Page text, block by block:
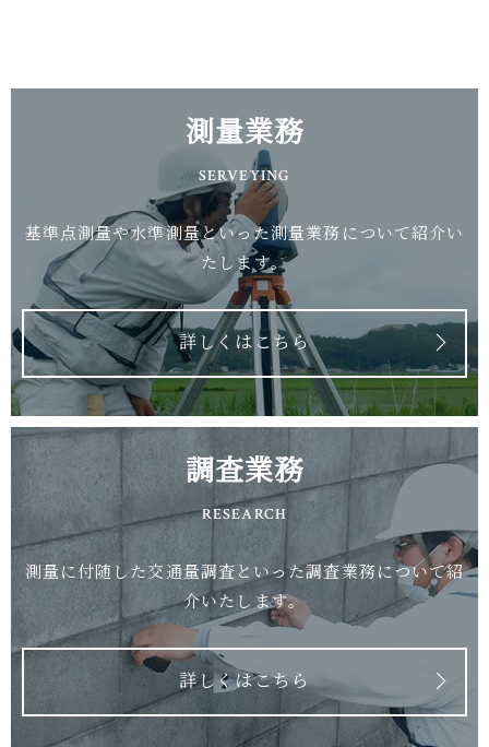
測量業務
SERVEYING
基準点測量や水準測量といった測量業務について紹介い
たします。
詳しくはこちら
調査業務
RESEARCH
測量に付随した交通量調査といった調査業務について紹
介いたします。
詳しくはこちら